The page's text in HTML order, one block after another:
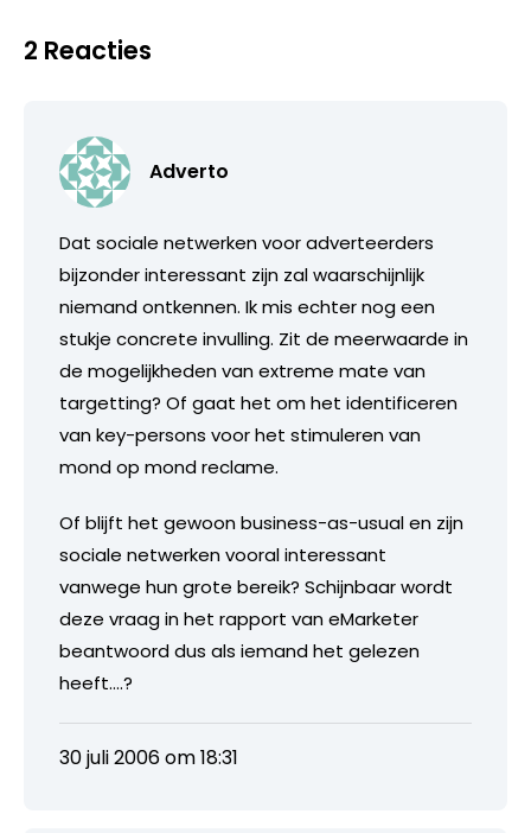
2 Reacties
Adverto
Dat sociale netwerken voor adverteerders
bijzonder interessant zijn zal waarschijnlijk
niemand ontkennen. Ik mis echter nog een
stukje concrete invulling. Zit de meerwaarde in
de mogelijkheden van extreme mate van
targetting? Of gaat het om het identificeren
van key-persons voor het stimuleren van
mond op mond reclame.
Of blijft het gewoon business-as-usual en zijn
sociale netwerken vooral interessant
vanwege hun grote bereik? Schijnbaar wordt
deze vraag in het rapport van eMarketer
beantwoord dus als iemand het gelezen
heeft….?
30 juli 2006 om 18:31